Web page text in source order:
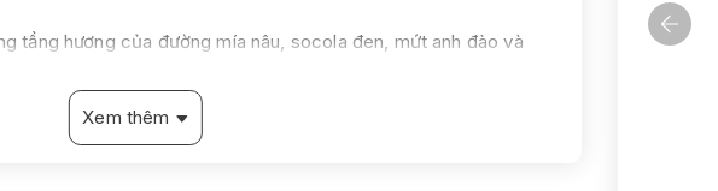
tầng hương của đường mía nâu, socola đen, mứt anh đào và
mà, phảng phất vị mận chát đắng tinh tế.
Xem thêm